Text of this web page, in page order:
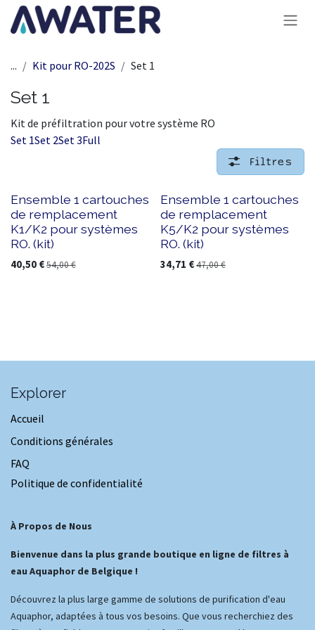
Se rendre au contenu
... Kit pour RO-202S Set 1
Set 1
Kit de préfiltration pour votre système RO
Set 1Set 2Set 3Full
Filtres
Ensemble 1 cartouches
de remplacement
K1/K2 pour systèmes
RO. (kit)
40,50 €54,00€
Ensemble 1 cartouches
de remplacement
K5/K2 pour systèmes
RO. (kit)
34,71 €47,00€
Explorer
Accueil
Conditions générales
FAQ
Politique de confidentialité
À Propos de Nous
Bienvenue dans la plus grande boutique en ligne de filtres à
eau Aquaphor de Belgique !
Découvrez la plus large gamme de solutions de purification d'eau
Aquaphor, adaptées à tous vos besoins. Que vous recherchiez des